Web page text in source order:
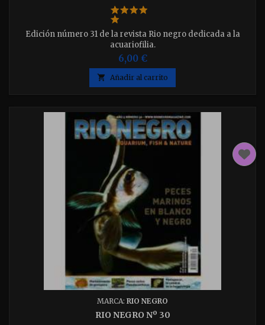
Edición número 31 de la revista Rio negro dedicada a la
acuariofilia.
6,00 €
 Añadir al carrito
MARCA: RIO NEGRO
RIO NEGRO Nº 30